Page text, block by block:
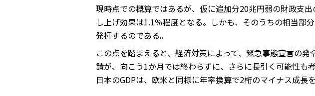
現時点での概算ではあるが、仮に追加分20兆円弱の財政支
し上げ効果は1.1％程度となる。しかも、そのうちの相当部
発揮するのである。
この点を踏まえると、経済対策によって、緊急事態宣言の
請が、向こう1か月では終わらずに、さらに長引く可能性
日本のGDPは、欧米と同様に年率換算で2桁のマイナス成長